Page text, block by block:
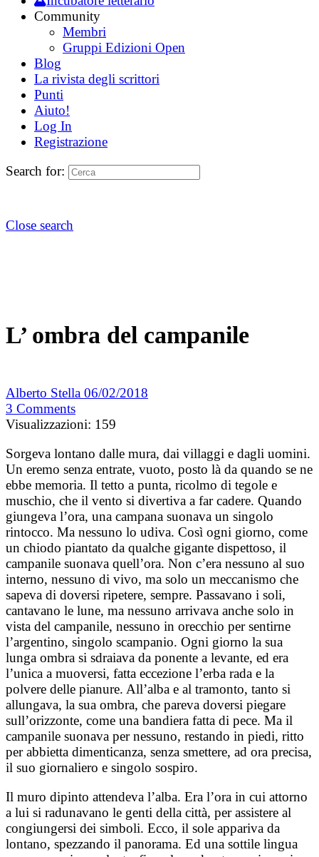
Community
Membri
Gruppi Edizioni Open
Blog
La rivista degli scrittori
Punti
Aiuto!
Log In
Registrazione
Search for:
Close search
L’ ombra del campanile
Alberto Stella 06/02/2018
3 Comments
Visualizzazioni: 159
Sorgeva lontano dalle mura, dai villaggi e dagli uomini.
Un eremo senza entrate, vuoto, posto là da quando se ne
ebbe memoria. Il tetto a punta, ricolmo di tegole e
muschio, che il vento si divertiva a far cadere. Quando
giungeva l’ora, una campana suonava un singolo
rintocco. Ma nessuno lo udiva. Così ogni giorno, come
un chiodo piantato da qualche gigante dispettoso, il
campanile suonava quell’ora. Non c’era nessuno al suo
interno, nessuno di vivo, ma solo un meccanismo che
sapeva di doversi ripetere, sempre. Passavano i soli,
cantavano le lune, ma nessuno arrivava anche solo in
vista del campanile, nessuno in orecchio per sentirne
l’argentino, singolo scampanio. Ogni giorno la sua
lunga ombra si sdraiava da ponente a levante, ed era
l’unica a muoversi, fatta eccezione l’erba rada e la
polvere delle pianure. All’alba e al tramonto, tanto si
allungava, la sua ombra, che pareva doversi piegare
sull’orizzonte, come una bandiera fatta di pece. Ma il
campanile suonava per nessuno, restando in piedi, ritto
per abbietta dimenticanza, senza smettere, ad ora precisa,
il suo giornaliero e singolo sospiro.
Il muro dipinto attendeva l’alba. Era l’ora in cui attorno
a lui si radunavano le genti della città, per assistere al
congiungersi dei simboli. Ecco, il sole appariva da
lontano, spezzando il panorama. Ed una sottile lingua